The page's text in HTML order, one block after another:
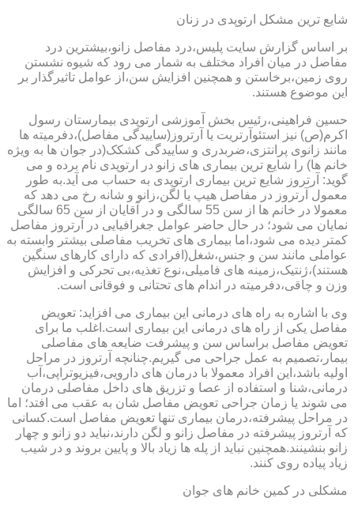
شایع ترین مشکل ارتوپدی در زنان
بر اساس گزارش سایت پلیس،درد مفاصل زانو،بیشترین درد
مفاصل در میان افراد مختلف به شمار می رود که شیوه نشستن
روی زمین،برخاستن و همچنین افزایش سن،از عوامل تاثیرگذار بر
این موضوع هستند.
حسین فراهینی،رئیس بخش آموزشی ارتوپدی بیمارستان رسول
اکرم(ص) نیز استئوآرتریت یا آرتروز(ساییدگی مفاصل)،دفرمیته ها
مانند زانوی پرانتزی،ضربدری و ساییدگی کشکک(در جوان ها به ویژه
خانم ها) را شایع ترین بیماری های زانو در ارتوپدی نام برده و می
گوید: آرتروز شایع ترین بیماری ارتوپدی به حساب می آید.به طور
معمول آرتروز در مفاصل هیپ یا لگن،زانو و شانه رخ می دهد که
معمولا در خانم ها از سن 55 سالگی و در آقایان از سن 65 سالگی
نمایان می شود؛ در حال حاضر عوامل جغرافیایی در آرتروز مفاصل
کمتر دیده می شود،اما بیماری های تخریب مفاصلی بیشتر وابسته به
عواملی مانند سن و جنس،شغل(افرادی که دارای کارهای سنگین
هستند)،ژنتیک،زمینه های فامیلی،نوع تغذیه،بی تحرکی و افزایش
وزن و چاقی،دفرمیته در اندام های تحتانی و فوقانی است.
وی با اشاره به راه های درمانی این بیماری می افزاید: تعویض
مفاصل یکی از راه های درمانی این بیماری است.اغلب ما برای
تعویض مفاصل براساس سن و پیشرفت ضایعه های مفاصلی
بیمار،تصمیم به عمل جراحی می گیریم.چنانچه آرتروز در مراحل
اولیه باشد،این افراد معمولا با درمان های دارویی،فیزیوتراپی،آب
درمانی،شنا و استفاده از عصا و تزریق های داخل مفاصلی درمان
می شوند یا زمان جراحی تعویض مفاصل شان به عقب می افتد؛ اما
در مراحل پیشرفته،درمان بیماری تنها تعویض مفاصل است.کسانی
که آرتروز پیشرفته در مفاصل زانو و لگن دارند،نباید دو زانو و چهار
زانو بنشینند.همچنین نباید از پله ها زیاد بالا و پایین بروند و در شیب
زیاد پیاده روی کنند.
مشکلی در کمین خانم های جوان